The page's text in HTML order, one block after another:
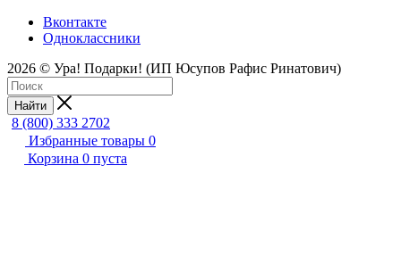
Вконтакте
Одноклассники
2026 © Ура! Подарки! (ИП Юсупов Рафис Ринатович)
Найти
8 (800) 333 2702
Избранные товары 0
Корзина 0 пуста